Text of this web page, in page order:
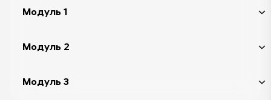
Модуль 1
Модуль 2
Модуль 3